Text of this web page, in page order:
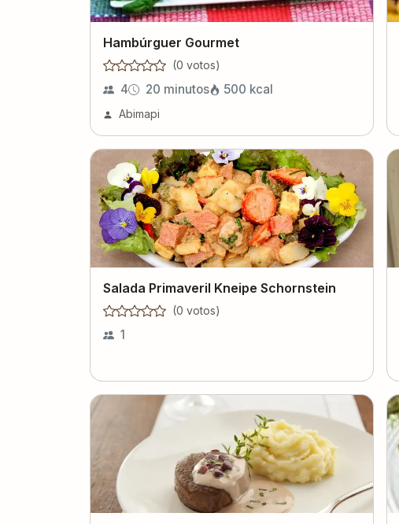
Hambúrguer Gourmet
(0 votos)
4 20 minutos 500 kcal
Abimapi
Salada Primaveril Kneipe Schornstein
(0 votos)
1